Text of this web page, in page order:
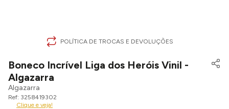
POLÍTICA DE TROCAS E DEVOLUÇÕES
Boneco Incrível Liga dos Heróis Vinil -
Algazarra
Algazarra
3258419302
Clique e veja!